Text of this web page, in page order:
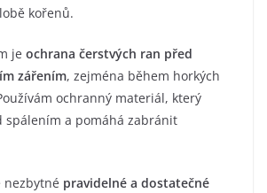
kořenů.
je ochrana čerstvých ran před
zářením, zejména během horkých
ochranný materiál, který
a pomáhá zabránit
nezbytné pravidelné a dostatečné